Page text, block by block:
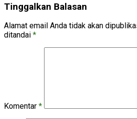
Tinggalkan Balasan
Alamat email Anda tidak akan
ditandai *
Komentar *